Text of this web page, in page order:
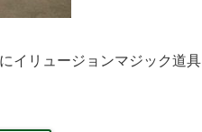
イリュージョンマジック道具